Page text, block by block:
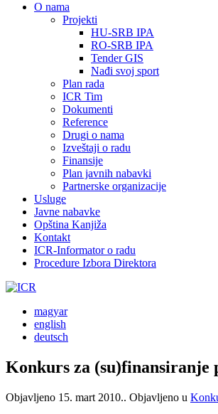
О nama
Projekti
HU-SRB IPA
RO-SRB IPA
Tender GIS
Nađi svoj sport
Plan rada
ICR Tim
Dokumenti
Reference
Drugi o nama
Izveštaji o radu
Finansije
Plan javnih nabavki
Partnerske organizacije
Usluge
Javne nabavke
Opština Kanjiža
Kontakt
ICR-Informator o radu
Procedure Izbora Direktora
magyar
english
deutsch
Konkurs za (su)finansiranje
Objavljeno 15. mart 2010.. Objavljeno u